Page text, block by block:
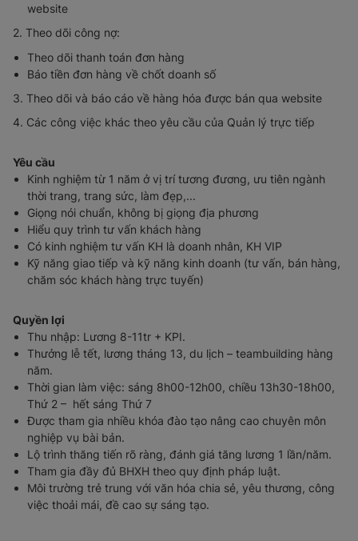
website
2. Theo dõi công nợ:
Theo dõi thanh toán đơn hàng
Báo tiền đơn hàng về chốt doanh số
3. Theo dõi và báo cáo về hàng hóa được bán qua website
4. Các công việc khác theo yêu cầu của Quản lý trực tiếp
Yêu cầu
Kinh nghiệm từ 1 năm ở vị trí tương đương, ưu tiên ngành
thời trang, trang sức, làm đẹp,...
Giọng nói chuẩn, không bị giọng địa phương
Hiểu quy trình tư vấn khách hàng
Có kinh nghiệm tư vấn KH là doanh nhân, KH VIP
Kỹ năng giao tiếp và kỹ năng kinh doanh (tư vấn, bán hàng,
chăm sóc khách hàng trực tuyến)
Quyền lợi
Thu nhập: Lương 8-11tr + KPI.
Thưởng lễ tết, lương tháng 13, du lịch – teambuilding hàng
năm.
Thời gian làm việc: sáng 8h00-12h00, chiều 13h30-18h00,
Thứ 2 – hết sáng Thứ 7
Được tham gia nhiều khóa đào tạo nâng cao chuyên môn
nghiệp vụ bài bản.
Lộ trình thăng tiến rõ ràng, đánh giá tăng lương 1 lần/năm.
Tham gia đầy đủ BHXH theo quy định pháp luật.
Môi trường trẻ trung với văn hóa chia sẻ, yêu thương, công
việc thoải mái, đề cao sự sáng tạo.